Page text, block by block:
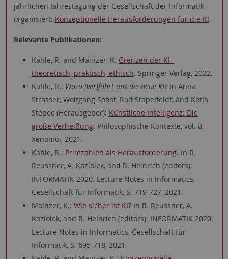
jährlichen Jahrestagung der Gesellschaft der Informatik
organisiert: Konzeptionelle Herausforderungen für die KI.
Relevante Publikationen:
Kahle, R. and Mainzer, K. Grenzen der KI -
theoretisch, praktisch, ethisch. Springer Verlag, 2022.
Kahle, R.: Wozu (ver)führt uns die neue KI?In Anna
Strasser, Wolfgang Sohst, Ralf Stapelfeldt, and Katja
Stepec (Herausgeber): Künstliche Intelligenz: Die
große Verheißung. Philosophische Kontexte, vol. 8,
Xenomoi, 2021.
Kahle, R.: Primzahlen als Herausforderung. In R.
Reussner, A. Koziolek, and R. Heinrich (editors):
INFORMATIK 2020. Lecture Notes in Informatics,
Gesellschaft für Informatik, S. 719-727, 2021.
Mainzer, K.: Wie sicher ist KI?In R. Reussner, A.
Koziolek, and R. Heinrich (editors): INFORMATIK 2020.
Lecture Notes in Informatics, Gesellschaft für
Informatik, S. 695-718, 2021.